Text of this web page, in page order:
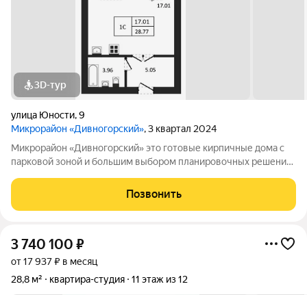
3D-тур
улица Юности,9
Микрорайон «Дивногорский», 3 квартал 2024
Микрорайон «Дивногорский» это готовые кирпичные дома с
парковой зоной и большим выбором планировочных решений.
с безопасным покрытием.
Позвонить
3 740 100 ₽
от 17 937 ₽ в месяц
28,8 м²
квартира-студия 11 этаж из 12